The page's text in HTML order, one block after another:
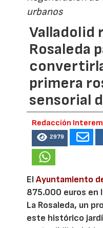
urbanos
Valladolid
Rosaleda
primera
sensorial
Redacción
2979
ElAyuntamiento
875.000 euros en
La Rosaleda, un
este histórico